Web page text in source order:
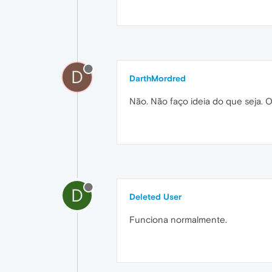
D DarthMordred
Não. Não faço ideia do que seja.
D Deleted User
Funciona normalmente.